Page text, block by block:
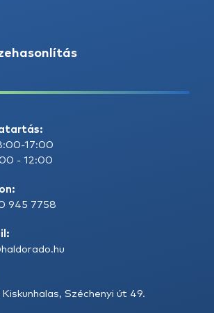
17:00
- 12:00
945 7758
Széchenyi út 49.